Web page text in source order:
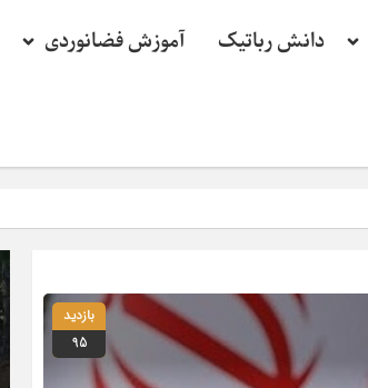
دانش رباتیک آموزش فضانوردی
بازدید
95